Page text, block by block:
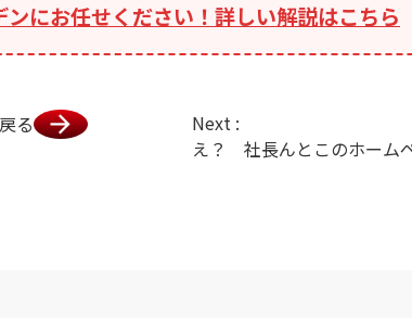
ンにお任せください！詳しい解説はこちら
る
Next :